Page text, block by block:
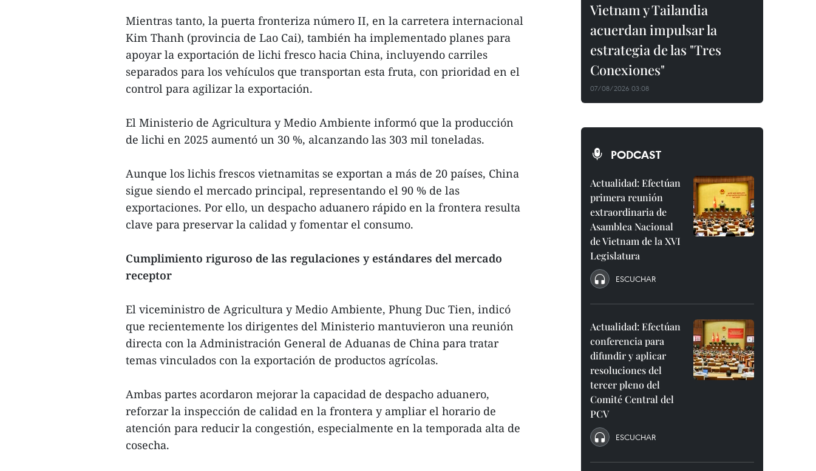
Mientras tanto, la puerta fronteriza número II, en la carretera internacional
Kim Thanh (provincia de Lao Cai), también ha implementado planes para
apoyar la exportación de lichi fresco hacia China, incluyendo carriles
separados para los vehículos que transportan esta fruta, con prioridad en el
control para agilizar la exportación.
El Ministerio de Agricultura y Medio Ambiente informó que la producción
de lichi en 2025 aumentó un 30 %, alcanzando las 303 mil toneladas.
Aunque los lichis frescos vietnamitas se exportan a más de 20 países, China
sigue siendo el mercado principal, representando el 90 % de las
exportaciones. Por ello, un despacho aduanero rápido en la frontera resulta
clave para preservar la calidad y fomentar el consumo.
Cumplimiento riguroso de las regulaciones y estándares del mercado
receptor
El viceministro de Agricultura y Medio Ambiente, Phung Duc Tien, indicó
que recientemente los dirigentes del Ministerio mantuvieron una reunión
directa con la Administración General de Aduanas de China para tratar
temas vinculados con la exportación de productos agrícolas.
Ambas partes acordaron mejorar la capacidad de despacho aduanero,
reforzar la inspección de calidad en la frontera y ampliar el horario de
atención para reducir la congestión, especialmente en la temporada alta de
cosecha.
Vietnam y Tailandia
acuerdan impulsar la
estrategia de las "Tres
Conexiones"
07/08/2026 03:08
PODCAST
Actualidad: Efectúan
primera reunión
extraordinaria de
Asamblea Nacional
de Vietnam de la XVI
Legislatura
ESCUCHAR
Actualidad: Efectúan
conferencia para
difundir y aplicar
resoluciones del
tercer pleno del
Comité Central del
PCV
ESCUCHAR